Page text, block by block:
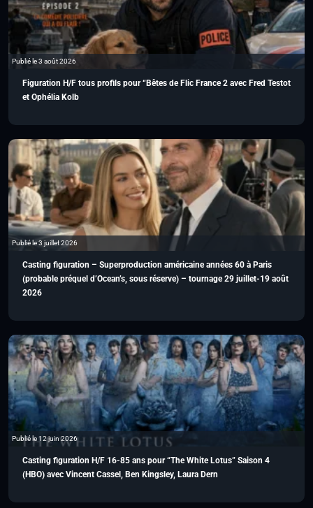
Publié le 3 août 2026
Figuration H/F tous profils pour “Bêtes de Flic France 2 avec Fred Testot
et Ophélia Kolb
Publié le 3 juillet 2026
Casting figuration – Superproduction américaine années 60 à Paris
(probable préquel d’Ocean’s, sous réserve) – tournage 29 juillet-19 août
2026
Publié le 12 juin 2026
Casting figuration H/F 16-85 ans pour “The White Lotus” Saison 4
(HBO) avec Vincent Cassel, Ben Kingsley, Laura Dern